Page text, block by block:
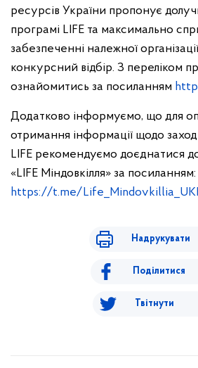
ресурсів України пропонує
програмі LIFE та максимально
забезпеченні належної
конкурсний відбір. З переліком
ознайомитись за посиланням
Додатково інформуємо, що для
отримання інформації щодо
LIFE рекомендуємо доєднатися
«LIFE Міндовкілля» за посиланням:
https://t.me/
Надрукувати
Поділитися
Твітнути